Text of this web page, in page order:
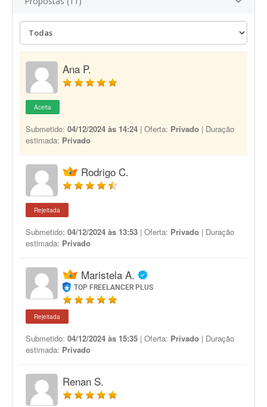
Ana P.
Aceita
Submetido: 04/12/2024 às 14:24 | Oferta: Privado | Duração
estimada: Privado
Rodrigo C.
Rejeitada
Submetido: 04/12/2024 às 13:53 | Oferta: Privado | Duração
estimada: Privado
Maristela A.
TOP FREELANCER PLUS
Rejeitada
Submetido: 04/12/2024 às 15:35 | Oferta: Privado | Duração
estimada: Privado
Renan S.